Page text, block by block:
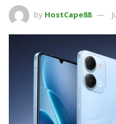
by HostCape88